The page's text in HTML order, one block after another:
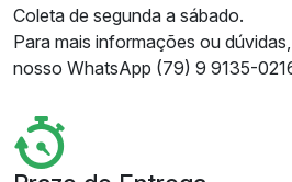
Coleta de segunda a sábado.
Para mais informações ou
nosso WhatsApp (79) 9 9135-